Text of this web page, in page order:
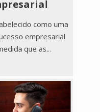
como uma
empresarial
que as...